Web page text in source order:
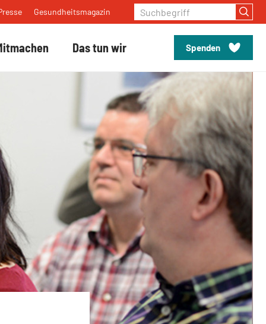
Das tun wir Spenden
Gesundheitsmagazin Suchbegriff
zur Gründung einer Selbsthilfegruppe